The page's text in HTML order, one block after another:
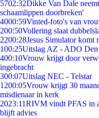
5702:32Dikke Van Dale
schaamlippen doorbreken'
4000:59Vinted-foto's van
200:50Vollering slaat
2200:28Jesus Simulator komt
100:25Uitslag AZ - ADO Den
400:10Vrouw krijgt door
ingebracht
300:07Uitslag NEC - Telstar
1200:05Vrouw krijgt 30
misdienaar in kerk
2023:11RIVM vindt PFAS in
blijft advies